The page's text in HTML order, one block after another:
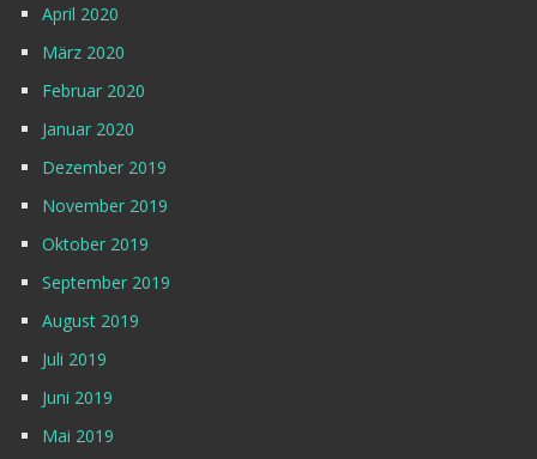
April 2020
März 2020
Februar 2020
Januar 2020
Dezember 2019
November 2019
Oktober 2019
September 2019
August 2019
Juli 2019
Juni 2019
Mai 2019